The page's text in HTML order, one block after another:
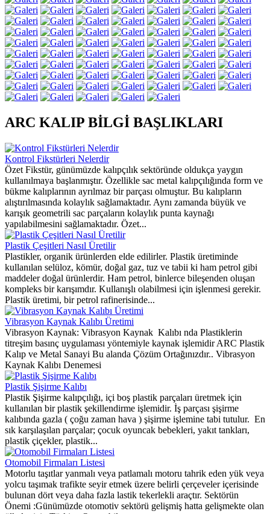
ARC KALIP BİLGİ BAŞLIKLARI
Kontrol Fikstürleri Nelerdir
Özet Fikstür, günümüzde kalıpçılık sektöründe oldukça yaygın
kullanılmaya başlanmıştır. Özellikle sac metal kalıpçılığında form ve
bükme kalıplarının ayrılmaz bir parçası olmuştur. Bu kalıpların
alıştırılmasında kolaylık sağlamaktadır. Aynı zamanda büyük ve
karışık geometrili sac parçaların kolaylık punta kaynağı
yapılabilmesini sağlamaktadır. Özet...
Plastik Çeşitleri Nasıl Üretilir
Plastikler, organik ürünlerden elde edilirler. Plastik üretiminde
kullanılan selüloz, kömür, doğal gaz, tuz ve tabii ki ham petrol gibi
maddeler doğal ürünlerdir. Ham petrol, binlerce bileşenden oluşan
kompleks bir karışımdır. Kullanışlı olabilmesi için işlenmesi gerekir.
Plastik üretimi, bir petrol rafinerisinde...
Vibrasyon Kaynak Kalıbı Üretimi
Vibrasyon Kaynak: Vibrasyon Kaynak Kalıbı nda Plastiklerin
titreşim basınç uygulaması yöntemiyle kaynak işlemidir ARC Plastik
Kalıp ve Metal Sanayi Bu alanda Çözüm Ortağınızdır.. Vibrasyon
Kaynak Kalıbı Denemesi
Plastik Şişirme Kalıbı
Plastik Şişirme kalıpçılığı, içi boş plastik parçaları üretmek için
kullanılan bir plastik şekillendirme işlemidir. İş parçası şişirme
kalıbında gazla ( çoğu zaman hava ) şişirme işlemine tabi tutulur. En
sık karşılaşılan parçalar; çocuk oyuncak bebekleri, yakıt tankları,
plastik çiçekler, plastik...
Otomobil Firmaları Listesi
Motorlu taşıtlar yanmalı veya patlamalı motoru tahrik eden yük veya
yolcu taşımak trafikte seyir etmek üzere belirli çerçeveler içerisinde
bulunan dört veya daha fazla lastik tekerlekli araçtır. Sektörün
Önemi :Günümüzde otomotiv sektörü gelişmiş hatta gelişmekte olan